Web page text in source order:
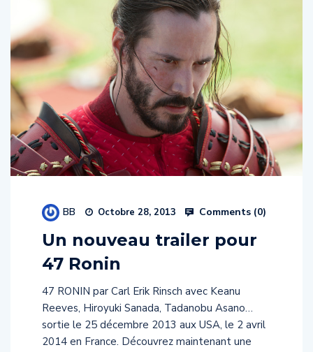
Un nouveau trailer pour
47 Ronin
Reeves, Hiroyuki Sanada, Tadanobu Asano…
sortie le 25 décembre 2013 aux USA, le 2 avril
2014 en France. Découvrez maintenant une
nouvelle bande-annonce en VO… Alors? BB.